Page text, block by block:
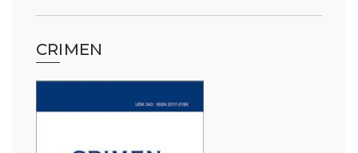
CRIMEN